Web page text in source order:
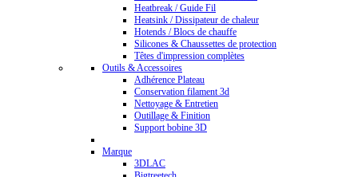
Heatbreak / Guide Fil
Heatsink / Dissipateur de chaleur
Hotends / Blocs de chauffe
Silicones & Chaussettes de protection
Têtes d'impression complètes
Outils & Accessoires
Adhérence Plateau
Conservation filament 3d
Nettoyage & Entretien
Outillage & Finition
Support bobine 3D
Marque
3DLAC